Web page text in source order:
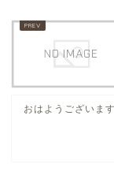
おはようございます